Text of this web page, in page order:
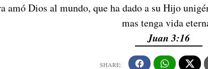
amó Dios al mundo, que ha dado a su Hijo
mas tenga vida
Juan 3:16